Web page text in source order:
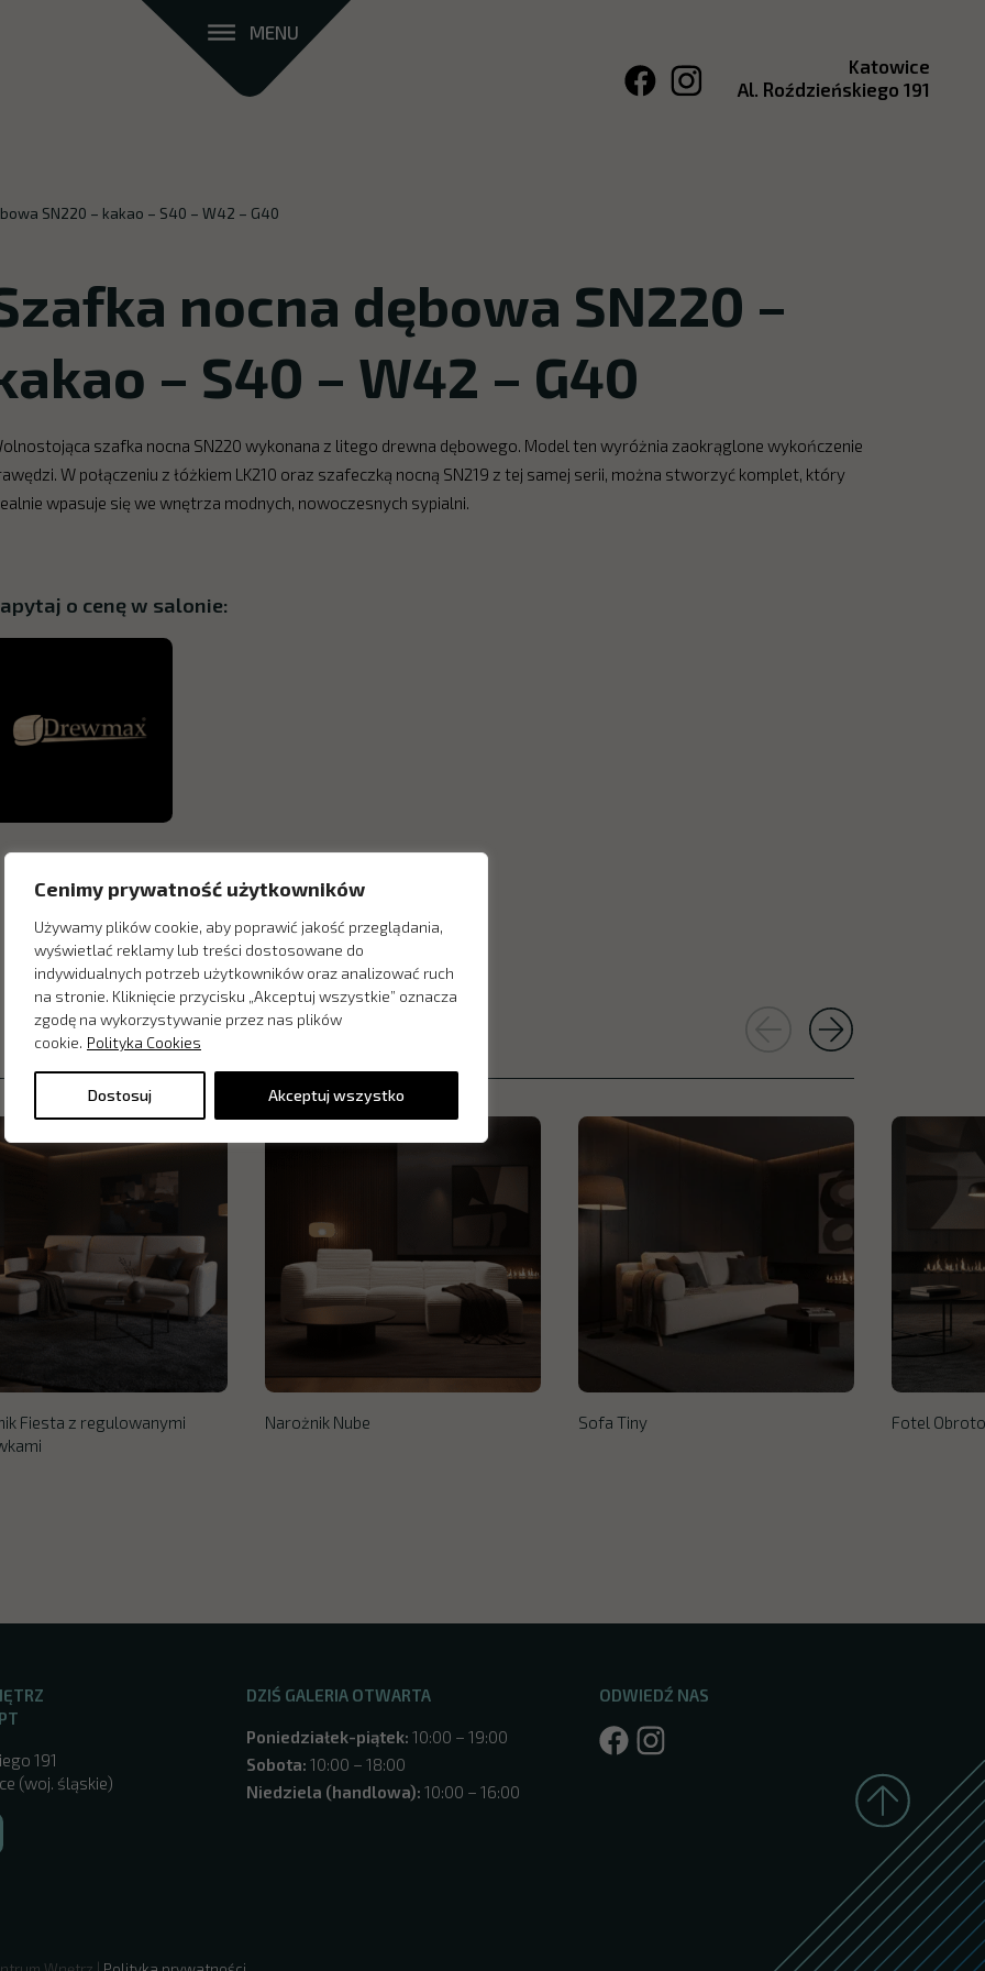
Cenimy prywatność użytkowników
Używamy plików cookie, aby poprawić jakość przeglądania,
wyświetlać reklamy lub treści dostosowane do
indywidualnych potrzeb użytkowników oraz analizować ruch
na stronie. Kliknięcie przycisku „Akceptuj wszystkie” oznacza
zgodę na wykorzystywanie przez nas plików
cookie. Polityka Cookies
Dostosuj Akceptuj wszystko
MENU
Katowice
Al. Roździeńskiego 191
SN220 – kakao – S40 – W42 – G40
nocna dębowa SN220 –
– S40 – W42 – G40
szafka nocna SN220 wykonana z litego drewna dębowego. Model ten wyróżnia zaokrąglone wykończenie
W połączeniu z łóżkiem LK210 oraz szafeczką nocną SN219 z tej samej serii, można stworzyć komplet, który
wpasuje się we wnętrza modnych, nowoczesnych sypialni.
o cenę w salonie:
Fiesta z regulowanymi
Narożnik Nube Sofa Tiny Fotel
191
(woj. śląskie)
DZIŚ GALERIA OTWARTA
Poniedziałek-piątek: 10:00 – 19:00
Sobota: 10:00 – 18:00
Niedziela (handlowa): 10:00 – 16:00
ODWIEDŹ NAS